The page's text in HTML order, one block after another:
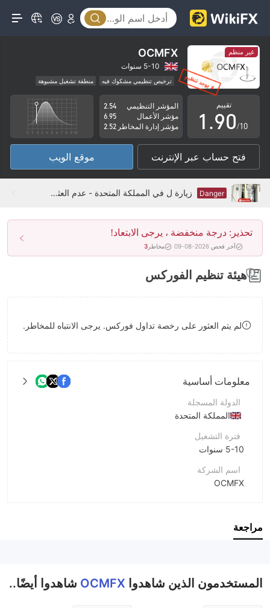
غير منظم OCMFX
5-10 سنوات
ترخيص تنظيمي مشكوك فيه
منطقة تشغيل مشبوهة
مخاطر عالية
تقييم
0
1
2
3
4
5
6
7
8
.
5
6
7
8
90
1
2
3
4
5
6
7
9
/10
المؤشر التنظيمي
2.54
مؤشر الأعمال
6.95
مؤشر إدارة المخاطر 2.52
فتح حساب عبر الإنترنت موقع الويب
Danger زيارة ل في المملكة المتحدة - عدم العثور على مكتب
تحذير: درجة منخفضة ، يرجى الابتعاد!
آخر فحص 2026-08-09 مخاطر 3
هيئة تنظيم الفوركس
لم يتم العثور على رخصة تداول فوركس. يرجى الانتباه للمخاطر.
معلومات أساسية
الدولة المسجلة
المملكة المتحدة
فترة التشغيل
5-10 سنوات
اسم الشركة
OCMFX
موظفو الشركة
مراجعة
المستخدمون الذين شاهدوا OCMFX شاهدوا أيضًا..